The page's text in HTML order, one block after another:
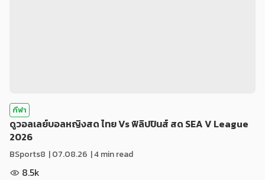
กีฬา
ดูวอลเลย์บอลหญิงสด ไทย Vs ฟิลิปปินส์ สด SEA V League
2026
BSports8 |07.08.26 | 4 min read
8.5k